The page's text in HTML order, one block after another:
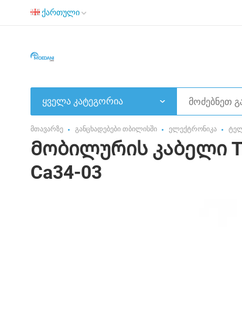
ქართული
ყველა კატეგორია
მთავარზე განცხადებები თბილისში ელექტრონიკა
Მობილურის კაბელი
Ca34-03